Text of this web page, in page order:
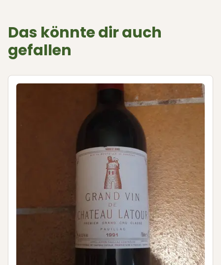
Das könnte dir auch
gefallen